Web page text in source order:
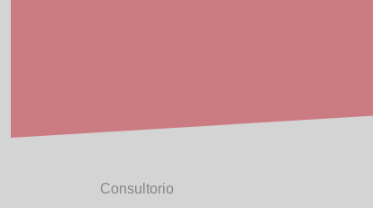
Consultorio